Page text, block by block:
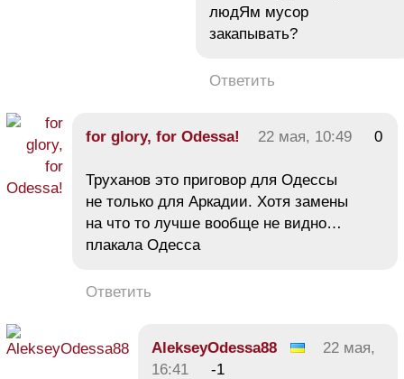
людЯм мусор
закапывать?
Ответить
for glory, for Odessa! 22 мая, 10:49 0
Труханов это приговор для Одессы
не только для Аркадии. Хотя замены
на что то лучше вообще не видно…
плакала Одесса
Ответить
AlekseyOdessa88
22 мая,
16:41
-1